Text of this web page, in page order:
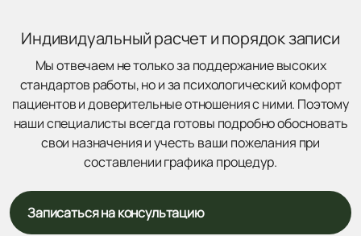
Индивидуальный расчет и порядок записи
Мы отвечаем не только за поддержание высоких
стандартов работы, но и за психологический комфорт
пациентов и доверительные отношения с ними. Поэтому
наши специалисты всегда готовы подробно обосновать
свои назначения и учесть ваши пожелания при
составлении графика процедур.
Записаться на консультацию